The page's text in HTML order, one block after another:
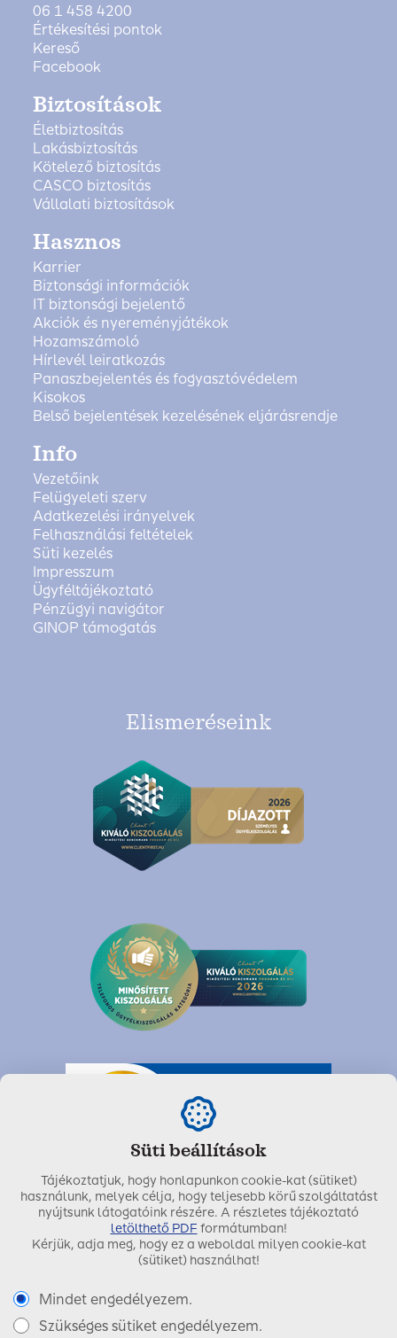
06 1 458 4200
Értékesítési pontok
Kereső
Facebook
Biztosítások
Életbiztosítás
Lakásbiztosítás
Kötelező biztosítás
CASCO biztosítás
Vállalati biztosítások
Hasznos
Karrier
Biztonsági információk
IT biztonsági bejelentő
Akciók és nyereményjátékok
Hozamszámoló
Hírlevél leiratkozás
Panaszbejelentés és fogyasztóvédelem
Kisokos
Belső bejelentések kezelésének eljárásrendje
Info
Vezetőink
Felügyeleti szerv
Adatkezelési irányelvek
Felhasználási feltételek
Süti kezelés
Impresszum
Ügyféltájékoztató
Pénzügyi navigátor
GINOP támogatás
Elismeréseink
Utolsó módosítás dátuma:2020. április 29.
Copyright © 2017 SIGNAL IDUNA Biztosító Zrt.
Süti beállítások
Tájékoztatjuk, hogy honlapunkon cookie-kat (sütiket)
használunk, melyek célja, hogy teljesebb körű szolgáltatást
nyújtsunk látogatóink részére. A részletes tájékoztató
letölthető PDF formátumban!
Kérjük, adja meg, hogy ez a weboldal milyen cookie-kat
(sütiket) használhat!
Mindet engedélyezem.
Szükséges sütiket engedélyezem.